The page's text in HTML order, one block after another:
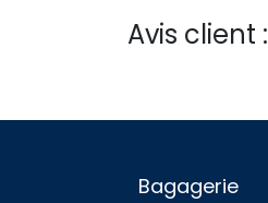
Avis client :
Bagagerie